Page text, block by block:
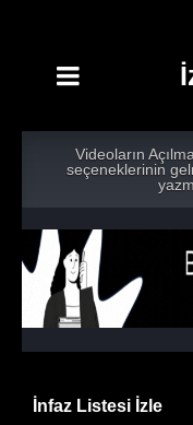
Videoların
seçeneklerinin
İnfaz Listesi İzle